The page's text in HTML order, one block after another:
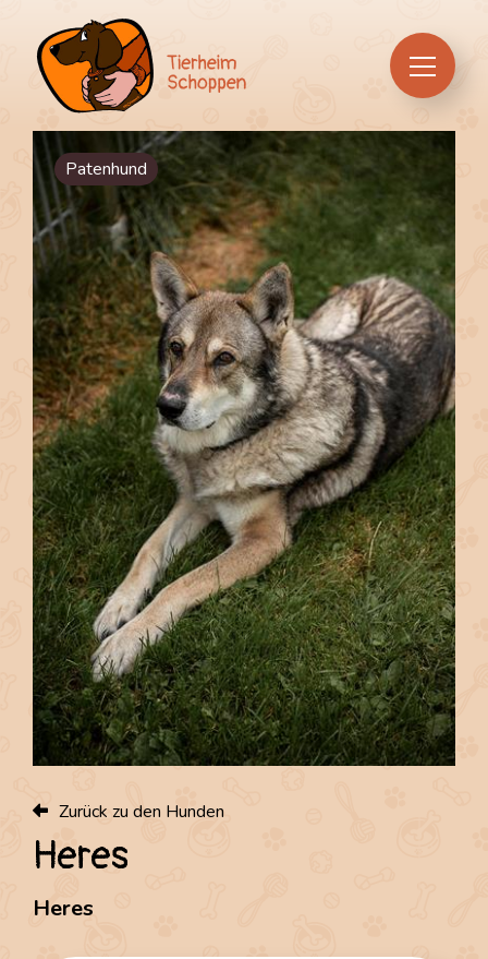
Home News Kontakt
DE | FR
Über uns
Hunde
Praktische Infos
Tierfutter & Zubehör
Patenhund
Zurück zu den Hunden
Heres
Heres